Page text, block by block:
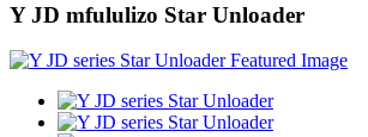
Y JD mfululizo Star Unloader